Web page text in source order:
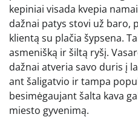
kepiniai visada kvepia
dažnai patys stovi už baro,
klientą su plačia šypsena.
asmenišką ir šiltą ryšį.
dažnai atveria savo duris į
ant šaligatvio ir tampa
besimėgaujant šalta kava
miesto gyvenimą.